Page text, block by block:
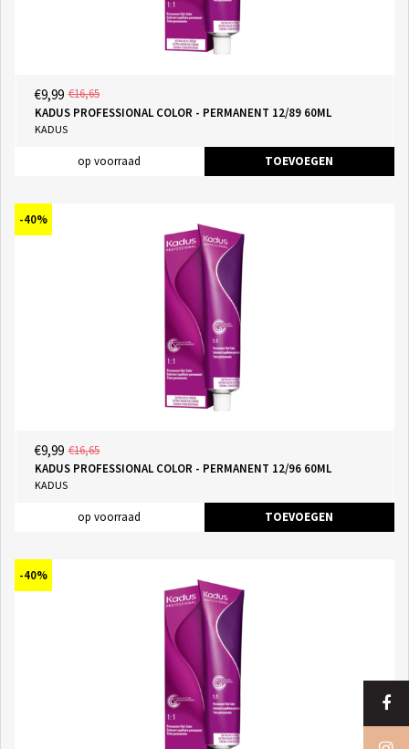
€9,99 €16,65
KADUS PROFESSIONAL COLOR - PERMANENT 12/89 60ML
KADUS
op voorraad TOEVOEGEN
-40%
€9,99 €16,65
KADUS PROFESSIONAL COLOR - PERMANENT 12/96 60ML
KADUS
op voorraad TOEVOEGEN
-40%